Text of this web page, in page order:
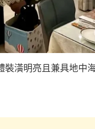
潢明亮且兼具地中